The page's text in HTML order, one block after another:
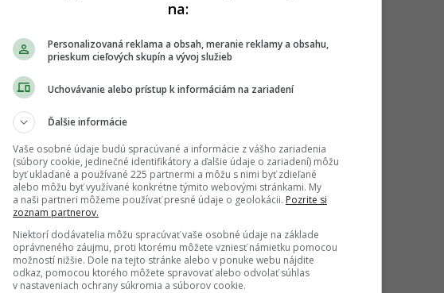
v kontexte možných zásahov zo strany štátu
garancií pri troch štátom regulovaných
však týka Európskeho dôchodku, ten je
slovenská vláda ho nemôže zmeniť,“vysvetľuje
PEPP v Európe.
prispievať?
sporenie na penziu podľa pravidiel
platí naprieč všetkými členskými krajinami.
bez ohľadu na to, v ktorej krajine
na:
Personalizovaná reklama a obsah, meranie reklamy a obsahu,
prieskum cieľových skupín a vývoj služieb
Uchovávanie alebo prístup k informáciám na zariadení
Ďalšie informácie
Vaše osobné údaje budú spracúvané a informácie z vášho zariadenia
(súbory cookie, jedinečné identifikátory a ďalšie údaje o zariadení) môžu
byť ukladané a používané 225 partnermi a môžu s nimi byť zdieľané
alebo môžu byť využívané konkrétne týmito webovými stránkami. My
a naši partneri môžeme používať presné údaje o geolokácii. Pozrite si
zoznam partnerov.
Niektorí dodávatelia môžu spracúvať vaše osobné údaje na základe
oprávneného záujmu, proti ktorému môžete vzniesť námietku pomocou
možností nižšie. Dole na tejto stránke alebo v ponuke webu nájdite
odkaz, pomocou ktorého môžete spravovať alebo odvolať súhlas
v nastaveniach ochrany súkromia a súborov cookie.